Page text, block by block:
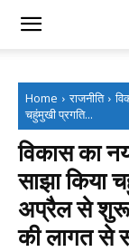
Home राजनीति
चहुंमुखी प्रगति...
विकास का
साझा किया
अप्रैल से शुरू
की लागत से